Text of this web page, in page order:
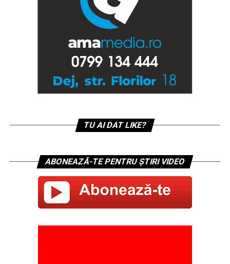
TU AI DAT LIKE?
ABONEAZĂ-TE PENTRU ȘTIRI VIDEO